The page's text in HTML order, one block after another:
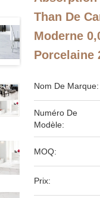
Than De
Moderne
Porcelaine
Nom De Marque:
Numéro De
Modèle:
MOQ:
Prix: